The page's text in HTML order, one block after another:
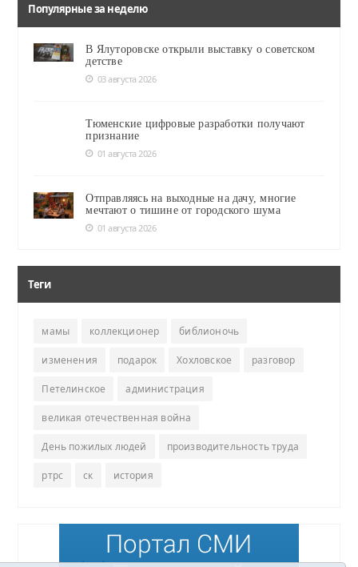
Популярные за неделю
В Ялуторовске открыли выставку о советском
детстве
03 августа 2026
Тюменские цифровые разработки получают
признание
01 августа 2026
Отправляясь на выходные на дачу, многие
мечтают о тишине от городского шума
01 августа 2026
Теги
мамы коллекционер библионочь
изменения подарок Хохловское разговор
Петелинское администрация
великая отечественная война
День пожилых людей производительность труда
ртрс ск история